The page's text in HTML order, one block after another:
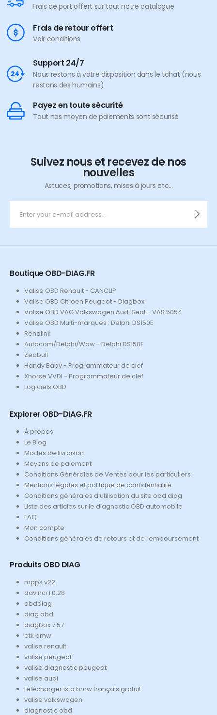
Frais de port offert sur tout notre catalogue
Frais de retour offert
Voir conditions
Support 24/7
Nous restons à votre disposition dans le tchat (nous
restons des humains)
Payez en toute sécurité
Tout nos moyen de paiements sont sécurisé
Suivez nous et recevez de nos
nouvelles
Astuces, promotions, mises à jours etc...
Boutique OBD-DIAG.FR
Valise OBD Renault - CANCLIP
Valise OBD Citroen Peugeot - Diagbox
Valise OBD VAG Volkswagen Audi Seat - VAS 5054
Valise OBD Multi-marques : Delphi DS150E
Renolink
Autocom/Delphi/Wow - Delphi DS150E
Zedbull
Handy Baby - Programmateur de clef
Xhorse VVDI - Programmateur de clef
Logiciels OBD
Explorer OBD-DIAG.FR
À propos
Le Blog
Modes de livraison
Moyens de paiement
Conditions Générales de Ventes pour les particuliers
Mentions légales et politique de confidentialité
Conditions générales d'utilisation du site obd diag
Liste des articles sur le diagnostic OBD automobile
FAQ
Mon compte
Conditions générales de retours et de remboursement
Produits OBD DIAG
mpps v22
davinci 1.0.28
obddiag
diag obd
diagbox 7.57
etk bmw
valise renault
valise peugeot
valise diagnostic peugeot
valise audi
télécharger ista bmw français gratuit
valise volkswagen
diagnostic obd